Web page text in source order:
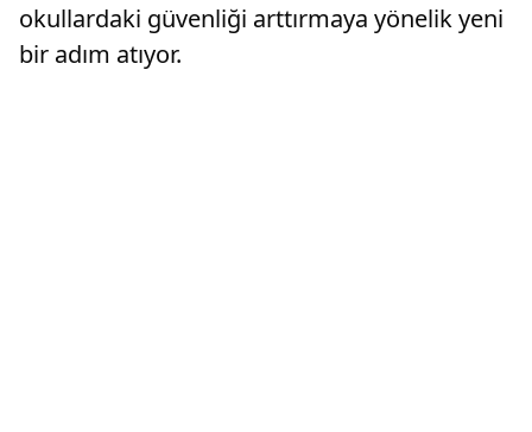
okullardaki güvenliği arttırmaya yönelik yeni
bir adım atıyor.